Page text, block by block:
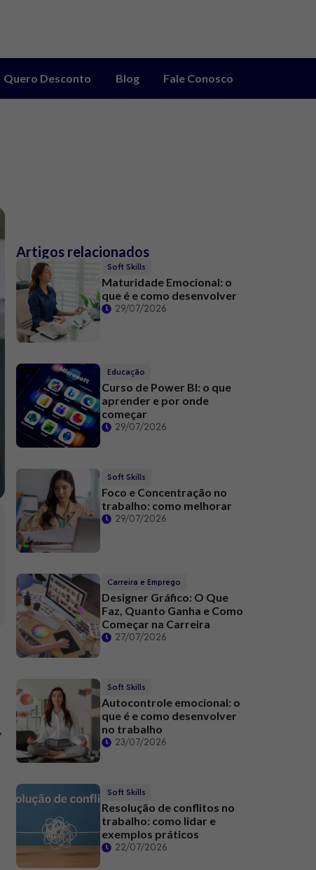
Quero Desconto Blog Fale Conosco
Artigos relacionados
Soft Skills
Maturidade Emocional: o
que é e como desenvolver
29/07/2026
Educação
Curso de Power BI: o que
aprender e por onde
começar
29/07/2026
Soft Skills
Foco e Concentração no
trabalho: como melhorar
29/07/2026
Carreira e Emprego
Designer Gráfico: O Que
Faz, Quanto Ganha e Como
Começar na Carreira
27/07/2026
Soft Skills
Autocontrole emocional: o
que é e como desenvolver
no trabalho
23/07/2026
Soft Skills
Resolução de conflitos no
trabalho: como lidar e
exemplos práticos
22/07/2026